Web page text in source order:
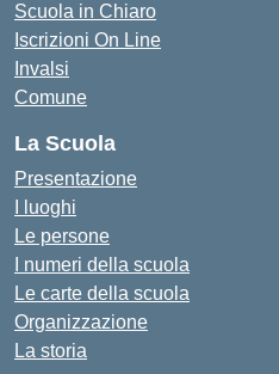
Scuola in Chiaro
Iscrizioni On Line
Invalsi
Comune
La Scuola
Presentazione
I luoghi
Le persone
I numeri della scuola
Le carte della scuola
Organizzazione
La storia